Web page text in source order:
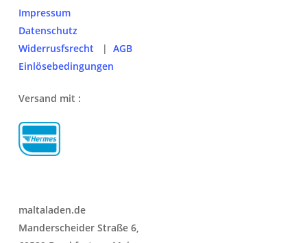
Impressum
Datenschutz
Widerrusfsrecht | AGB
Einlösebedingungen
Versand mit :
maltaladen.de
Manderscheider Straße 6,